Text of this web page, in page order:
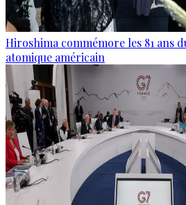
Hiroshima commémore les 81 ans
atomique américain